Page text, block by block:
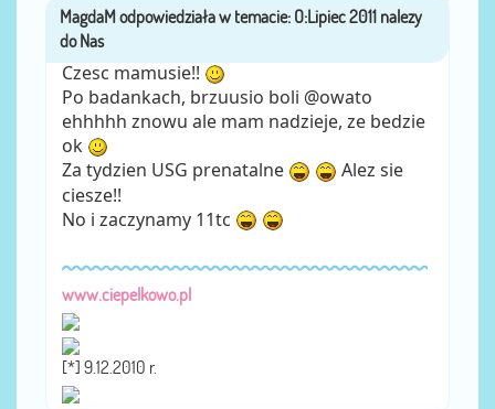
przezMagdaM
Czesc mamusie!!
Po badankach, brzuusio boli @owato
ehhhhh znowu ale mam nadzieje, ze bedzie
ok
Za tydzien USG prenatalne
Alez sie
ciesze!!
No i zaczynamy 11tc
www.ciepelkowo.pl
[*] 9.12.2010 r.